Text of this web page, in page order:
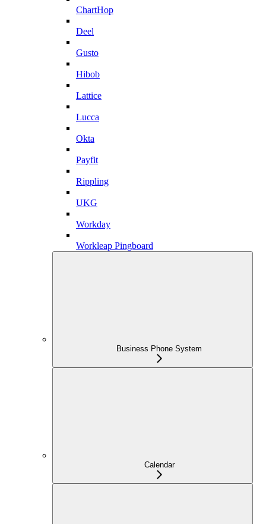
ChartHop
Deel
Gusto
Hibob
Lattice
Lucca
Okta
Payfit
Rippling
UKG
Workday
Workleap Pingboard
Business Phone System
Calendar